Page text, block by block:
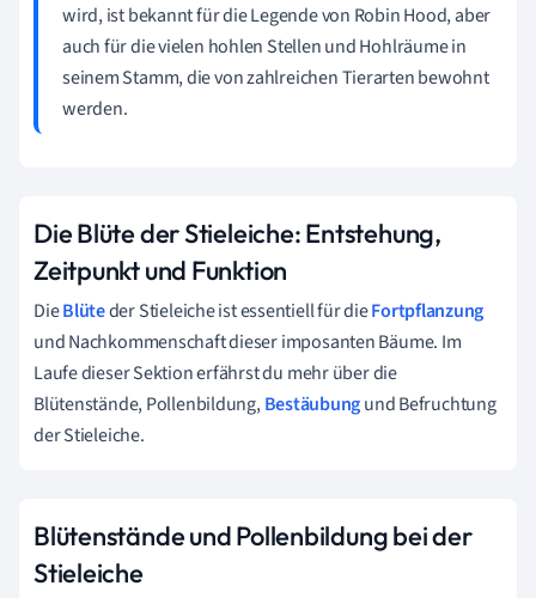
wird, ist bekannt für die Legende von Robin Hood, aber
auch für die vielen hohlen Stellen und Hohlräume in
seinem Stamm, die von zahlreichen Tierarten bewohnt
werden.
Die Blüte der Stieleiche: Entstehung,
Zeitpunkt und Funktion
DieBlüteder Stieleiche ist essentiell für dieFortpflanzung
und Nachkommenschaft dieser imposanten Bäume. Im
Laufe dieser Sektion erfährst du mehr über die
Blütenstände, Pollenbildung,Bestäubungund Befruchtung
der Stieleiche.
Blütenstände und Pollenbildung bei der
Stieleiche